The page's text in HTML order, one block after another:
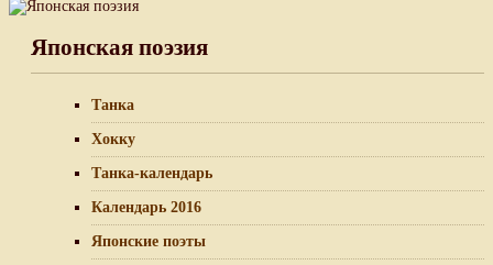
Японская поэзия
Танка
Хокку
Танка-календарь
Календарь 2016
Японские поэты